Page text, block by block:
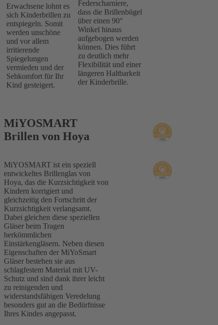
Erwachsene lohnt es
sich Kinderbrillen zu
entspiegeln. Somit
werden unschöne
und vor allem
irritierende
Spiegelungen
vermieden und der
Sehkomfort für Ihr
Kind gesteigert.
Federscharniere,
dass die Brillenbügel
über einen 90°
Winkel hinaus
aufgebogen werden
können. Dies führt
zu deutlich mehr
Flexibilität und einer
längeren Haltbarkeit
der Kinderbrille.
MiYOSMART
Brillen von Hoya
MiYOSMART ist ein speziell
entwickeltes Brillenglas von
Hoya, das die Kurzsichtigkeit von
Kindern korrigiert und
gleichzeitig den Fortschritt der
Kurzsichtigkeit verlangsamt.
Dabei gleichen diese speziellen
Gläser beim Tragen
herkömmlichen
Einstärkengläsern. Neben diesen
Eigenschaften der MiYoSmart
Gläser bestehen sie aus
schlagfestem Material mit UV-
Schutz und sind dank ihrer leicht
zu reinigenden und
widerstandsfähigen Veredelung
besonders gut an die Bedürfnisse
Ihres Kindes angepasst.